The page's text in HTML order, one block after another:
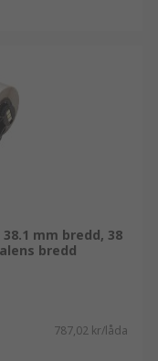
mm bredd, 38
bredd
787,02 kr/låda